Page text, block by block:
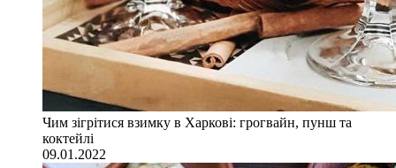
Чим зігрітися взимку в Харкові: грогвайн, пунш та
коктейлі
09.01.2022